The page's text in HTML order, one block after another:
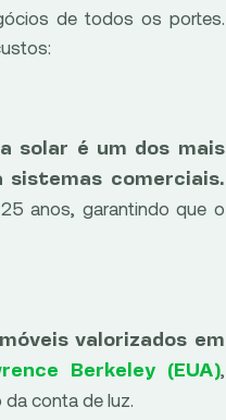
de todos os portes.
solar é um dos mais
sistemas comerciais.
anos, garantindo que o
valorizados em
Berkeley (EUA),
conta de luz.